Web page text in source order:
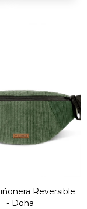
Reversible
- Doha